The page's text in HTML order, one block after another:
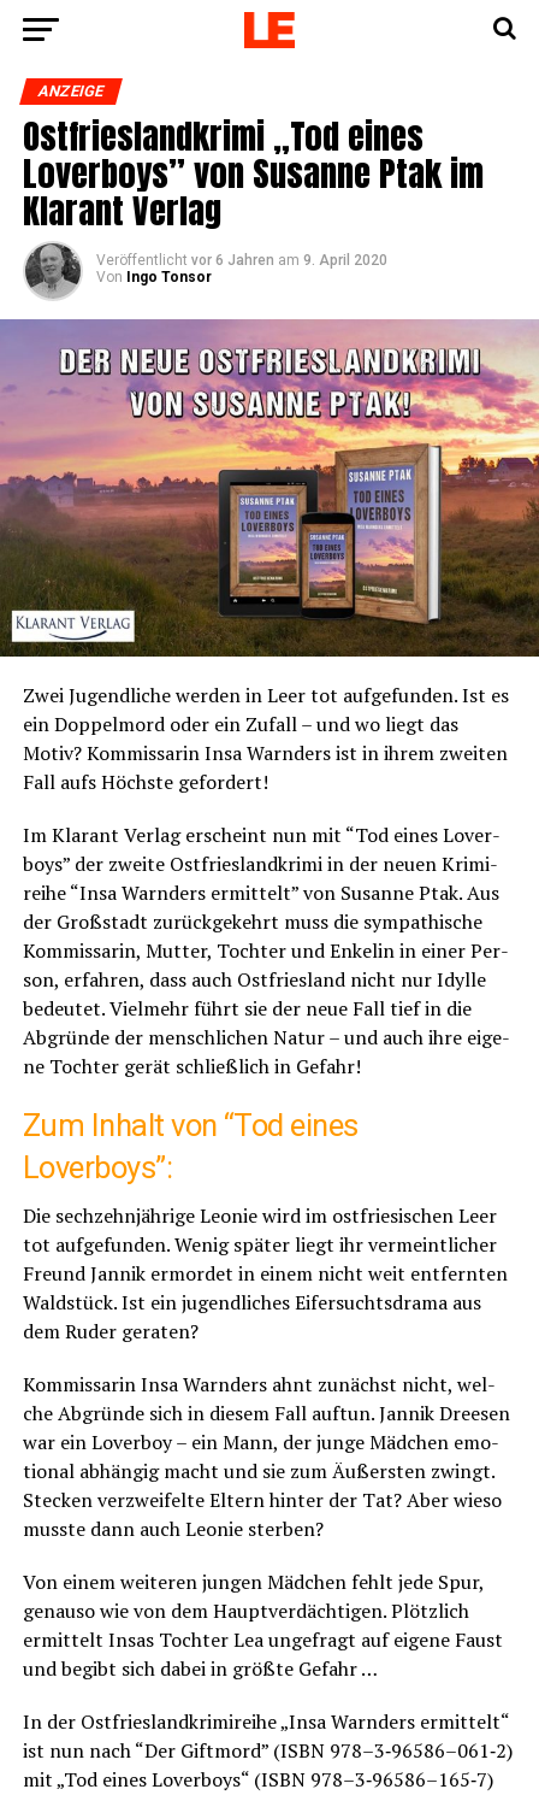
ANZEIGE
Ost­fries­land­kri­mi „Tod eines
Lover­boys” von Susan­ne Ptak im
Klar­ant Verlag
Veröffentlicht vor 6 Jahren am 9. April 2020
Von
Ingo Tonsor
Zwei Jugend­li­che wer­den in Leer tot auf­ge­fun­den. Ist es
ein Dop­pel­mord oder ein Zufall – und wo liegt das
Motiv? Kom­mis­sa­rin Insa Warn­ders ist in ihrem zwei­ten
Fall aufs Höchs­te gefordert!
Im Klar­ant Ver­lag erscheint nun mit “Tod eines Lover­
boys” der zwei­te Ost­fries­land­kri­mi in der neu­en Kri­mi­
rei­he “Insa Warn­ders ermit­telt” von Susan­ne Ptak. Aus
der Groß­stadt zurück­ge­kehrt muss die sym­pa­thi­sche
Kom­mis­sa­rin, Mut­ter, Toch­ter und Enke­lin in einer Per­
son, erfah­ren, dass auch Ost­fries­land nicht nur Idyl­le
bedeu­tet. Viel­mehr führt sie der neue Fall tief in die
Abgrün­de der mensch­li­chen Natur – und auch ihre eige­
ne Toch­ter gerät schließ­lich in Gefahr!
Zum Inhalt von “Tod eines
Loverboys”:
Die sech­zehn­jäh­ri­ge Leo­nie wird im ost­frie­si­schen Leer
tot auf­ge­fun­den. Wenig spä­ter liegt ihr ver­meint­li­cher
Freund Jan­nik ermor­det in einem nicht weit ent­fern­ten
Wald­stück. Ist ein jugend­li­ches Eifer­suchts­dra­ma aus
dem Ruder geraten?
Kom­mis­sa­rin Insa Warn­ders ahnt zunächst nicht, wel­
che Abgrün­de sich in die­sem Fall auf­tun. Jan­nik Dree­sen
war ein Lover­boy – ein Mann, der jun­ge Mäd­chen emo­
tio­nal abhän­gig macht und sie zum Äußers­ten zwingt.
Ste­cken ver­zwei­fel­te Eltern hin­ter der Tat? Aber wie­so
muss­te dann auch Leo­nie sterben?
Von einem wei­te­ren jun­gen Mäd­chen fehlt jede Spur,
genau­so wie von dem Haupt­ver­däch­ti­gen. Plötz­lich
ermit­telt Insas Toch­ter Lea unge­fragt auf eige­ne Faust
und begibt sich dabei in größ­te Gefahr …
In der Ost­fries­land­kri­mi­rei­he „Insa Warn­ders ermit­telt“
ist nun nach “Der Gift­mord” (ISBN 978–3‑96586–061‑2)
mit „Tod eines Lover­boys“ (ISBN 978–3‑96586–165‑7)